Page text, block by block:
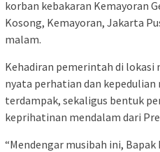
korban kebakaran Kemayoran
Kosong, Kemayoran, Jakarta
malam.
Kehadiran pemerintah di lokasi
nyata perhatian dan kepedulian
terdampak, sekaligus bentuk
keprihatinan mendalam dari
“Mendengar musibah ini,